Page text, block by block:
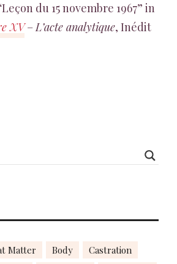
du 15 novembre 1967” in
XV–L’acte analytique, Inédit
Matter Body
Castration